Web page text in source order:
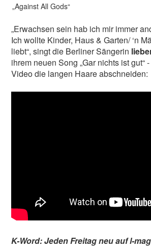
„Against All Gods“
„Erwachsen sein hab ich mir immer
Ich wollte Kinder, Haus & Garten/ ‘n
liebt“, singt die Berliner Sängerin
ihrem neuen Song „Gar nichts ist gut“
Video die langen Haare abschneiden:
K-Word: Jeden Freitag neu auf l-